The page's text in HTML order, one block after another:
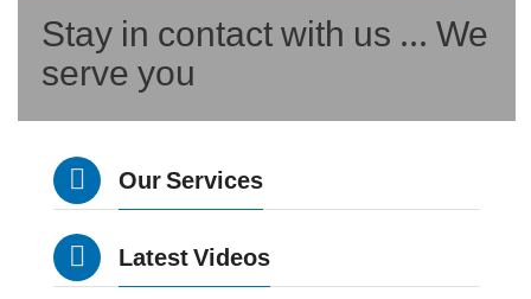
Stay in contact with us ... We
serve you
Our Services
Latest Videos